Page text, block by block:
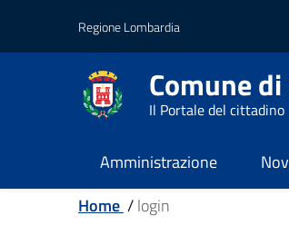
Vai al contenuto principale
Vai al footerRegione Lombardia
Comune
Il Portale del cittadino
Amministrazione
Home /login